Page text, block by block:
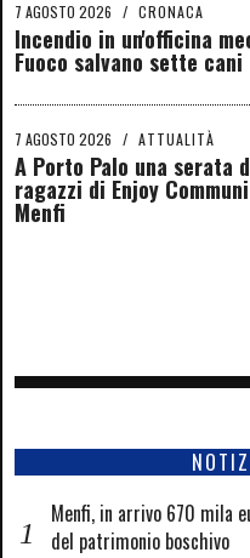
7 AGOSTO 2026 / CRONACA
Incendio in un'officina
Fuoco salvano sette cani
7 AGOSTO 2026 / ATTUALITÀ
A Porto Palo una serata
ragazzi di Enjoy
Menfi
Menfi, in arrivo 670 mila
del patrimonio boschivo